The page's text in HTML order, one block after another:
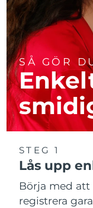
SÅ GÖR
STEG 1
Lås upp
Börja med
registrera